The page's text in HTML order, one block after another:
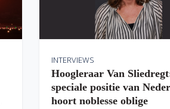
INTERVIEWS
Hoogleraar Van
speciale positie van
hoort noblesse oblige